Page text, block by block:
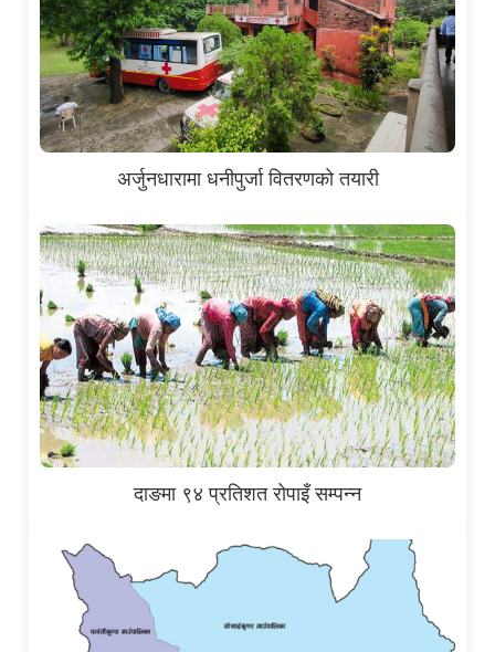
अर्जुनधारामा धनीपुर्जा वितरणको तयारी
दाङमा ९४ प्रतिशत रोपाइँ सम्पन्न